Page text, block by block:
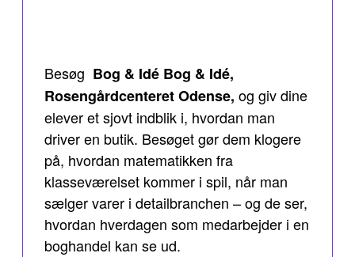
Besøg Bog & Idé Bog & Idé,
Rosengårdcenteret Odense, og giv dine
elever et sjovt indblik i, hvordan man
driver en butik. Besøget gør dem klogere
på, hvordan matematikken fra
klasseværelset kommer i spil, når man
sælger varer i detailbranchen – og de ser,
hvordan hverdagen som medarbejder i en
boghandel kan se ud.